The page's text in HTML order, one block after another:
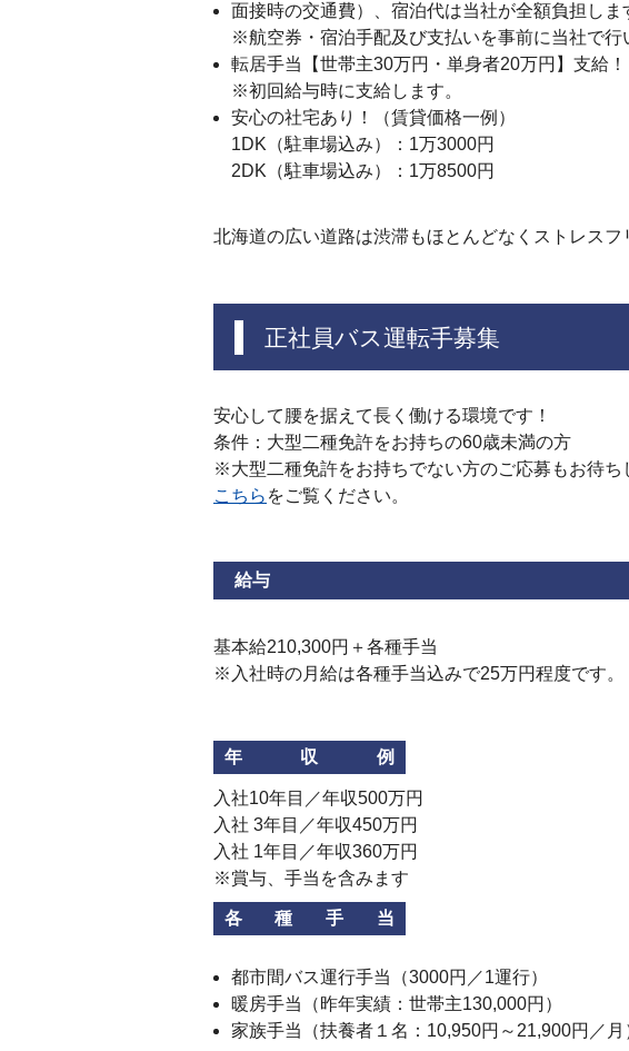
面接時の交通費）、宿泊代は当社が全額負担しま
※航空券・宿泊手配及び支払いを事前に当社で行
転居手当【世帯主30万円・単身者20万円】支給！
※初回給与時に支給します。
安心の社宅あり！（賃貸価格一例）
1DK（駐車場込み）：1万3000円
2DK（駐車場込み）：1万8500円
北海道の広い道路は渋滞もほとんどなくストレス
正社員バス運転手募集
安心して腰を据えて長く働ける環境です！
条件：大型二種免許をお持ちの60歳未満の方
※大型二種免許をお持ちでない方のご応募もお待ち
こちら をご覧ください。
給与
基本給210,300円＋各種手当
※入社時の月給は各種手当込みで25万円程度です。
年収例
入社10年目／年収500万円
入社 3年目／年収450万円
入社 1年目／年収360万円
※賞与、手当を含みます
各種手当
都市間バス運行手当（3000円／1運行）
暖房手当（昨年実績：世帯主130,000円）
家族手当（扶養者１名：10,950円～21,900円／月